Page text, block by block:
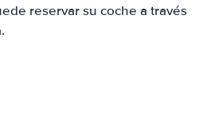
reservar su coche a través